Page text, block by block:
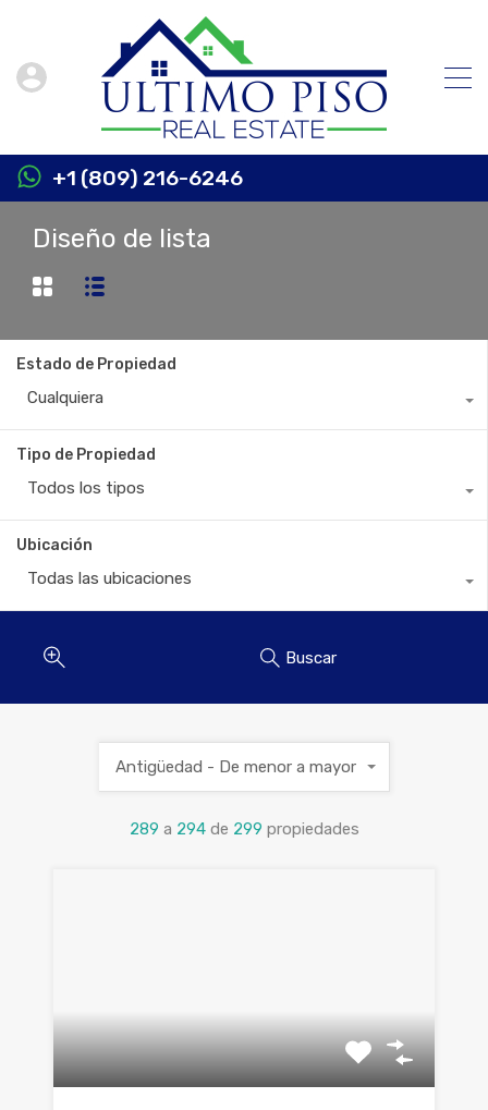
+1 (809) 216-6246
Diseño de lista
Estado de Propiedad
Cualquiera
Tipo de Propiedad
Todos los tipos
Ubicación
Todas las ubicaciones
Buscar
289 a 294 de 299 propiedades
Antigüedad - De menor a mayor